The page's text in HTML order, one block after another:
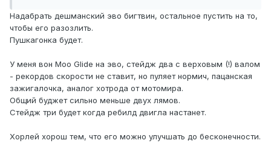
Надабрать дешманский эво бигтвин, остальное пустить на то,
чтобы его разозлить.
Пушкагонка будет.
У меня вон Moo Glide на эво, стейдж два с верховым (!) валом
- рекордов скорости не ставит, но пуляет нормич, пацанская
зажигалочка, аналог хотрода от мотомира.
Общий буджет сильно меньше двух лямов.
Стейдж три будет когда ребилд двигла настанет.
Хорлей хорош тем, что его можно улучшать до бесконечности.